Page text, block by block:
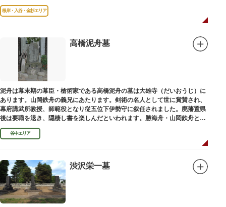
根岸・入谷・金杉エリア
高橋泥舟墓
泥舟は幕末期の幕臣・槍術家である高橋泥舟の墓は大雄寺（だいおうじ）に
あります。山岡鉄舟の義兄にあたります。剣術の名人として世に賞賛され、
幕府講武所教授、師範役となり従五位下伊勢守に叙任されました。廃藩置県
後は要職を退き、隠棲し書を楽しんだといわれます。勝海舟・山岡鉄舟と共
に幕末の三舟といわれています。
谷中エリア
渋沢栄一墓